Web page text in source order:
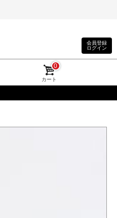
会員登録
ログイン
カート
0